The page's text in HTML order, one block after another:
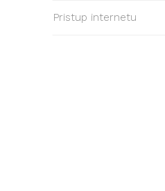
Pristup internetu